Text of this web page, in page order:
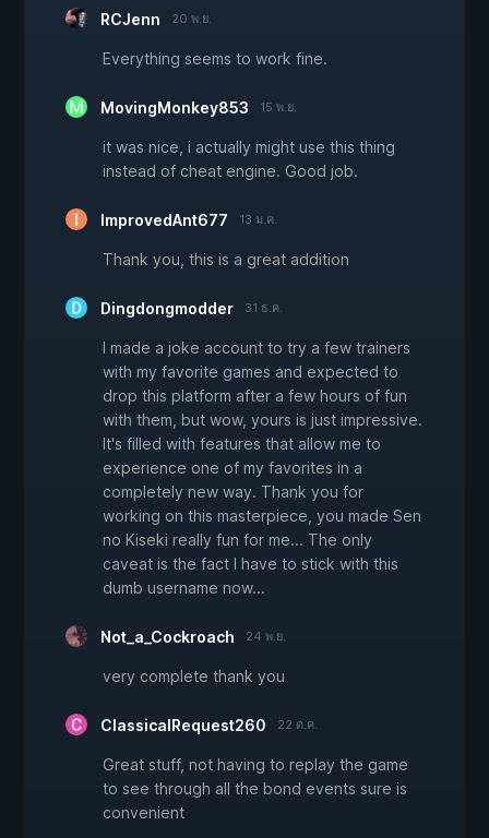
RCJenn 20 พ.ย.
Everything seems to work fine.
MovingMonkey853 15 พ.ย.
it was nice, i actually might use this thing
instead of cheat engine. Good job.
ImprovedAnt677 13 ม.ค.
Thank you, this is a great addition
Dingdongmodder 31 ธ.ค.
I made a joke account to try a few trainers
with my favorite games and expected to
drop this platform after a few hours of fun
with them, but wow, yours is just impressive.
It's filled with features that allow me to
experience one of my favorites in a
completely new way. Thank you for
working on this masterpiece, you made Sen
no Kiseki really fun for me... The only
caveat is the fact I have to stick with this
dumb username now...
Not_a_Cockroach 24 พ.ย.
very complete thank you
ClassicalRequest260 22 ต.ค.
Great stuff, not having to replay the game
to see through all the bond events sure is
convenient